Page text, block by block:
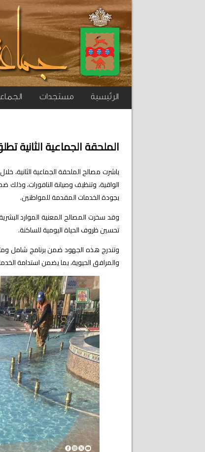
الرئيسية مستجدات
الملحقة الجماعية الثانية
باشرت مصالح الملحقة الجماعية الثانية،
الواقية، وتنظيف وصيانة النافورات، وذلك
بجودة الخدمات المقدمة للمواطنين.
وقد سخرت المصالح المعنية الموارد
تحسين ظروف الحياة اليومية للساكنة.
وتندرج هذه الجهود ضمن برنامج شامل
والمرافق الحيوية، بما يضمن استدامة